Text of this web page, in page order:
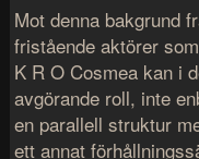
Mot denna bakgrund
fristående aktörer
K R O Cosmea kan i
avgörande roll, inte
en parallell struktur
ett annat